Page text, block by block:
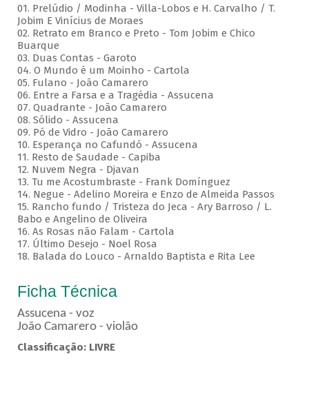
01. Prelúdio / Modinha - Villa-Lobos e H. Carvalho / T.
Jobim E Vinícius de Moraes
02. Retrato em Branco e Preto - Tom Jobim e Chico
Buarque
03. Duas Contas - Garoto
04. O Mundo é um Moinho - Cartola
05. Fulano - João Camarero
06. Entre a Farsa e a Tragédia - Assucena
07. Quadrante - João Camarero
08. Sólido - Assucena
09. Pó de Vidro - João Camarero
10. Esperança no Cafundó - Assucena
11. Resto de Saudade - Capiba
12. Nuvem Negra - Djavan
13. Tu me Acostumbraste - Frank Domínguez
14. Negue - Adelino Moreira e Enzo de Almeida Passos
15. Rancho fundo / Tristeza do Jeca - Ary Barroso / L.
Babo e Angelino de Oliveira
16. As Rosas não Falam - Cartola
17. Último Desejo - Noel Rosa
18. Balada do Louco - Arnaldo Baptista e Rita Lee
Ficha Técnica
Assucena - voz
João Camarero - violão
Classificação: LIVRE